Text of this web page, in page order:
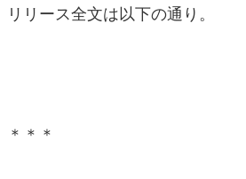
リリース全文は以下の通り。
＊＊＊